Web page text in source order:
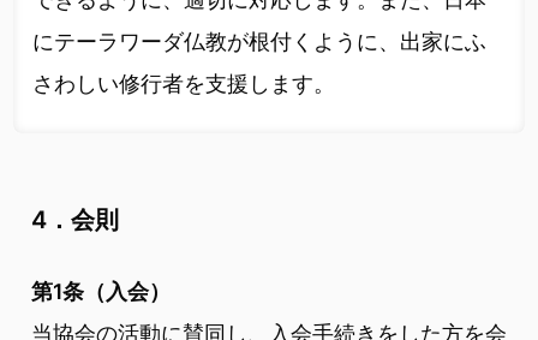
にテーラワーダ仏教が根付くように、出家にふ
さわしい修行者を支援します。
4．会則
第1条（入会）
当協会の活動に賛同し、入会手続きをした方を会